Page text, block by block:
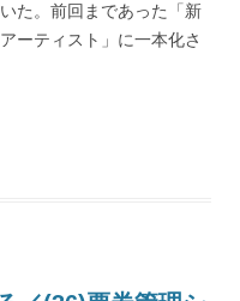
た。前回まであった「新
ーティスト」に一本化さ